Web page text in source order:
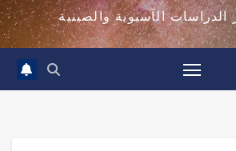
الآسيوية والصينية